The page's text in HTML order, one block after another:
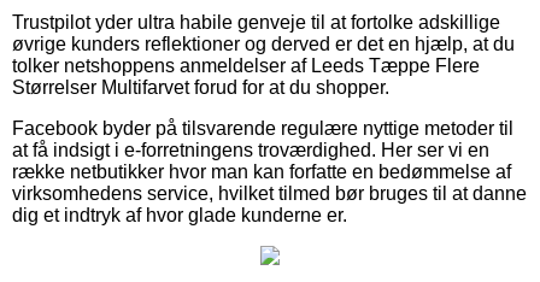
Trustpilot yder ultra habile genveje til at fortolke adskillige
øvrige kunders reflektioner og derved er det en hjælp, at du
tolker netshoppens anmeldelser af Leeds Tæppe Flere
Størrelser Multifarvet forud for at du shopper.
Facebook byder på tilsvarende regulære nyttige metoder til
at få indsigt i e-forretningens troværdighed. Her ser vi en
række netbutikker hvor man kan forfatte en bedømmelse af
virksomhedens service, hvilket tilmed bør bruges til at danne
dig et indtryk af hvor glade kunderne er.